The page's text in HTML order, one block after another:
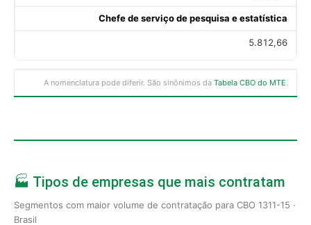
Chefe de serviço de pesquisa e estatística
5.812,66
A nomenclatura pode diferir. São sinônimos da Tabela CBO do MTE.
🏭 Tipos de empresas que mais contratam
Segmentos com maior volume de contratação para CBO 1311-15 ·
Brasil